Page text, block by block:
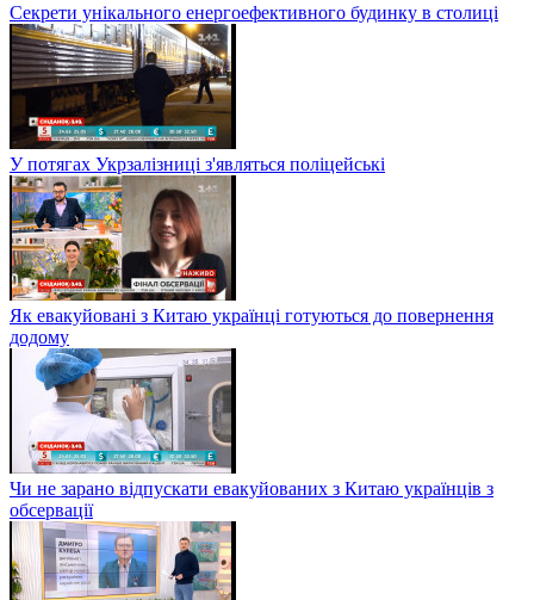
Секрети унікального енергоефективного будинку в столиці
У потягах Укрзалізниці з'являться поліцейські
Як евакуйовані з Китаю українці готуються до повернення
додому
Чи не зарано відпускати евакуйованих з Китаю українців з
обсервації